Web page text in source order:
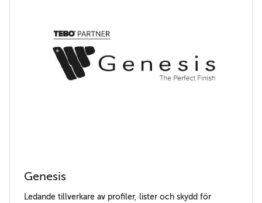
Genesis
Ledande tillverkare av profiler, lister och skydd för